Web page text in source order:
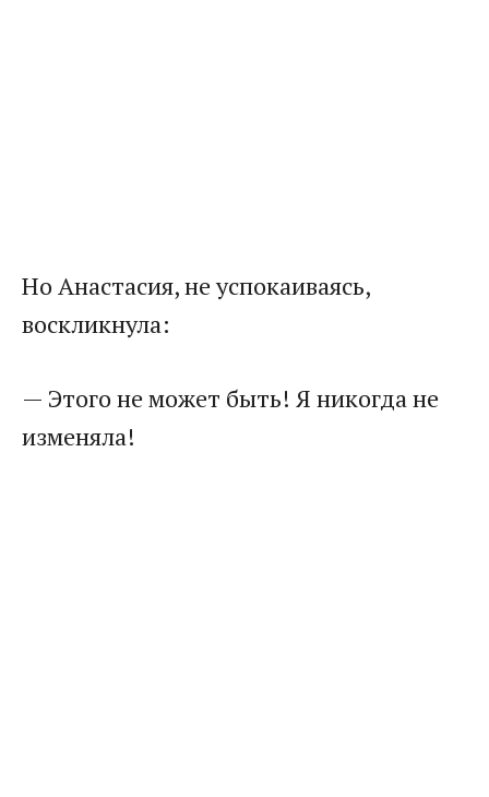
Но Анастасия, не успокаиваясь,
воскликнула:
— Этого не может быть! Я никогда не
изменяла!